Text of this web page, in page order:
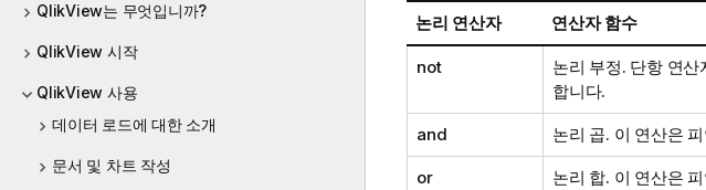
QlikView는 무엇입니까?
QlikView 시작
QlikView 사용
데이터 로드에 대한 소개
문서 및 차트 작성
논리 연산자 연산자 함수
not
논리 부정. 단항 연
합니다.
and 논리 곱. 이 연산은
or 논리 합. 이 연산은